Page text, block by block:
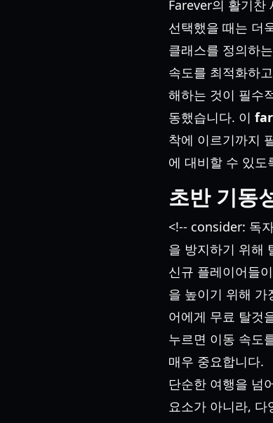
Farever의 활기찬
선택했을 때는 더
클래스를 정의하
속도를 최적화하
해하는 것이 필수
동했습니다. 이
착에 이르기까지
에 대비할 수 있도
초반 기동
<!-- consider: 독
을 방지하기 위해
신규 플레이어들
을 높이기 위해 가
어에게 무료 탈것
누르면 이동 속도
매우 중요합니다.
단순한 여행을 넘
요소가 아니라, 다